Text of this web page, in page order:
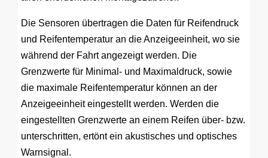
Die Sensoren übertragen die Daten für Reifendruck
und Reifentemperatur an die Anzeigeeinheit, wo sie
während der Fahrt angezeigt werden. Die
Grenzwerte für Minimal- und Maximaldruck, sowie
die maximale Reifentemperatur können an der
Anzeigeeinheit eingestellt werden. Werden die
eingestellten Grenzwerte an einem Reifen über- bzw.
unterschritten, ertönt ein akustisches und optisches
Warnsignal.